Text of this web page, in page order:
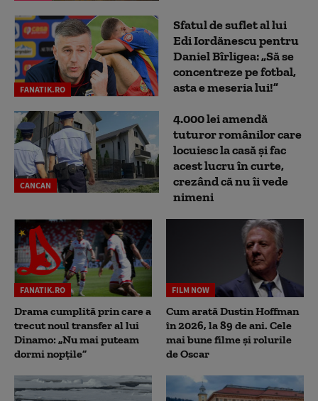
FANATIK.RO
Sfatul de suflet al lui
Edi Iordănescu pentru
Daniel Bîrligea: „Să se
concentreze pe fotbal,
asta e meseria lui!”
CANCAN
4.000 lei amendă
tuturor românilor care
locuiesc la casă și fac
acest lucru în curte,
crezând că nu îi vede
nimeni
FANATIK.RO
Drama cumplită prin care a
trecut noul transfer al lui
Dinamo: „Nu mai puteam
dormi nopțile”
FILM NOW
Cum arată Dustin Hoffman
în 2026, la 89 de ani. Cele
mai bune filme și rolurile
de Oscar